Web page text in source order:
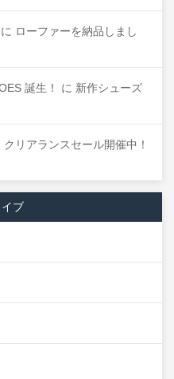
に ローファーを納品しまし
誕生！ に 新作シューズ
クリアランスセール開催中！
ブ